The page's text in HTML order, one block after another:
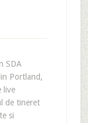
SDA
Portland,
live
de tineret
si